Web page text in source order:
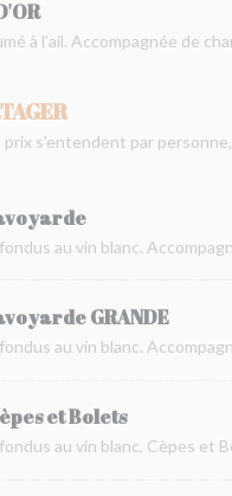
à l'ail. Accompagnée de
prix s'entendent par
au vin blanc.
GRANDE
au vin blanc.
et Bolets
au vin blanc, Cèpes et